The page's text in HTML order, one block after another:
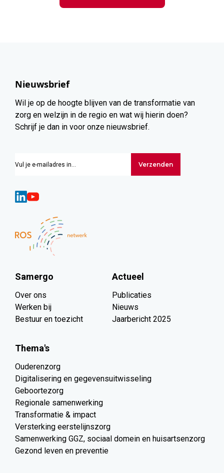
Samergo
Over ons
Werken bij
Bestuur en toezicht
Actueel
Publicaties
Nieuws
Jaarbericht 2025
Thema's
Ouderenzorg
Digitalisering en gegevensuitwisseling
Geboortezorg
Regionale samenwerking
Transformatie & impact
Versterking eerstelijnszorg
Samenwerking GGZ, sociaal domein en huisartsenzorg
Gezond leven en preventie
Nieuwsbrief
Wil je op de hoogte blijven van de transformatie van
zorg en welzijn in de regio en wat wij hierin doen?
Schrijf je dan in voor onze nieuwsbrief.
Verzenden